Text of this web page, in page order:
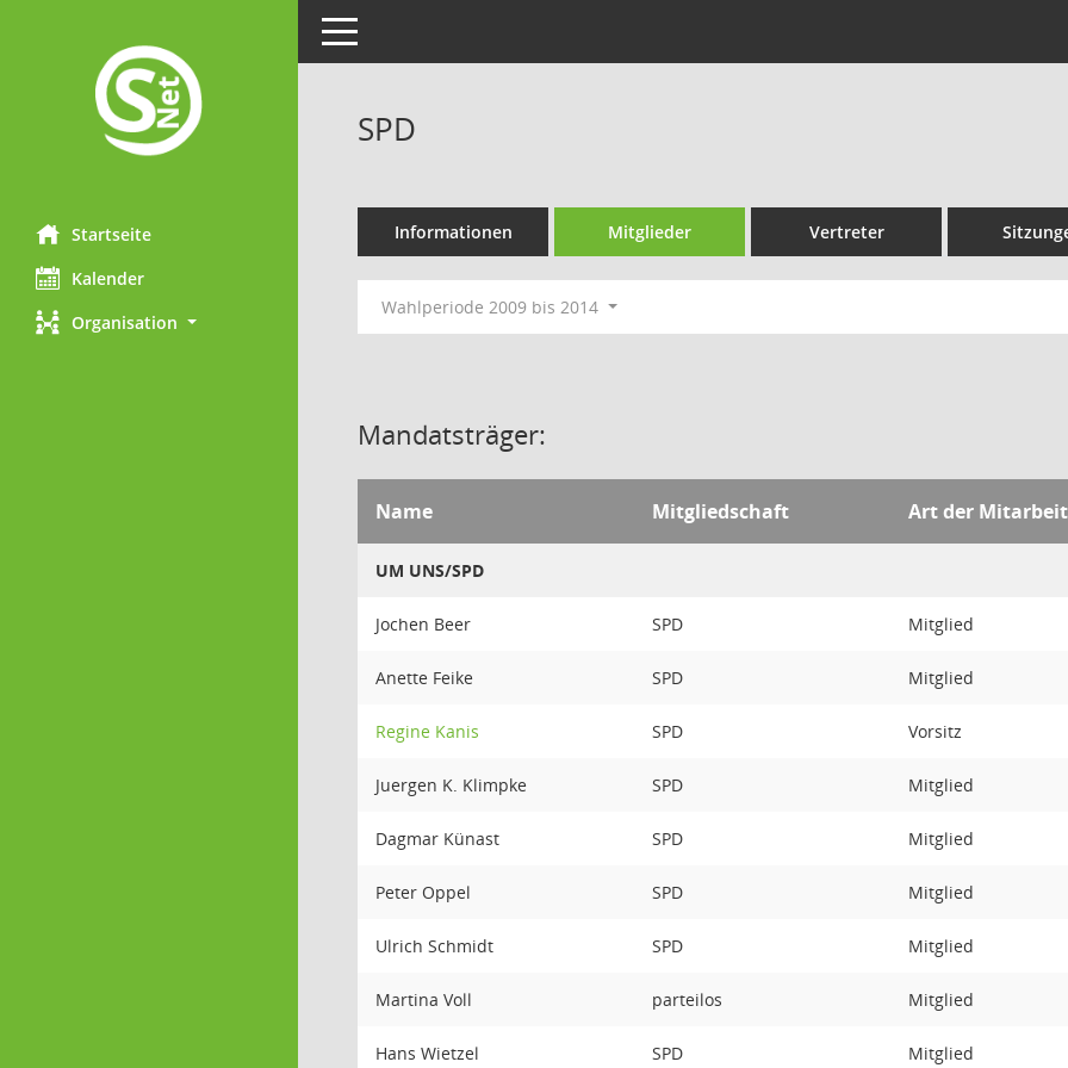
Startseite
Kalender
Organisation
Toggle navigation
SPD
Informationen Mitglieder Vertreter
Wahlperiode 2009 bis 2014
Mandatsträger:
Name Mitgliedschaft Art der Mitarbeit
UM UNS/SPD
Jochen Beer SPD Mitglied
Anette Feike SPD Mitglied
Regine Kanis SPD Vorsitz
Juergen K. Klimpke SPD Mitglied
Dagmar Künast SPD Mitglied
Peter Oppel SPD Mitglied
Ulrich Schmidt SPD Mitglied
Martina Voll parteilos Mitglied
Hans Wietzel SPD Mitglied